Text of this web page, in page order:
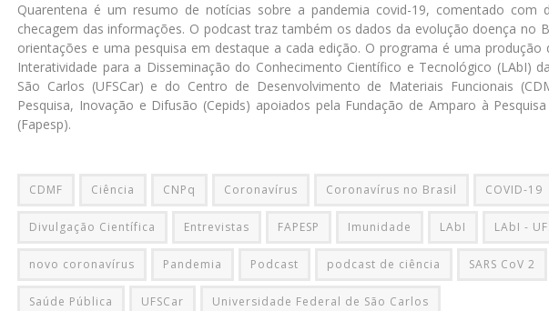
Quarentena é um resumo de notícias sobre a pandemia covid-19, comentado com
checagem das informações. O podcast traz também os dados da evolução doença no
orientações e uma pesquisa em destaque a cada edição. O programa é uma
Interatividade para a Disseminação do Conhecimento Científico e Tecnológico (LAbI)
São Carlos (UFSCar) e do Centro de Desenvolvimento de Materiais Funcionais
Pesquisa, Inovação e Difusão (Cepids) apoiados pela Fundação de Amparo à
(Fapesp).
CDMF Ciência CNPq Coronavírus Coronavírus no Brasil COVID-19
Divulgação Científica Entrevistas FAPESP Imunidade LAbI LAbI -
novo coronavírus Pandemia Podcast podcast de ciência SARS CoV 2
Saúde Pública UFSCar Universidade Federal de São Carlos